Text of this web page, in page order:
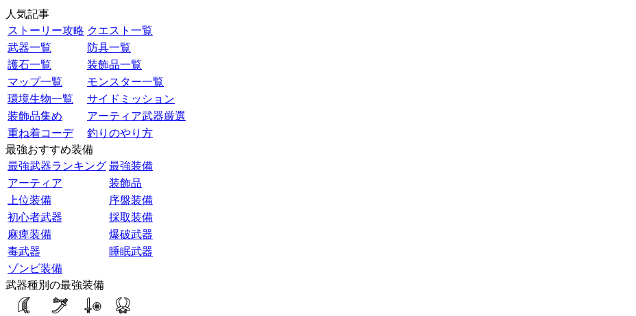
人気記事
ストーリー攻略 クエスト一覧
武器一覧
防具一覧
護石一覧
装飾品一覧
マップ一覧
モンスター一覧
環境生物一覧
サイドミッション
装飾品集め
アーティア武器厳選
重ね着コーデ
釣りのやり方
最強おすすめ装備
最強武器ランキング 最強装備
アーティア
装飾品
上位装備
序盤装備
初心者武器
採取装備
麻痺装備
爆破武器
毒武器
睡眠武器
ゾンビ装備
武器種別の最強装備